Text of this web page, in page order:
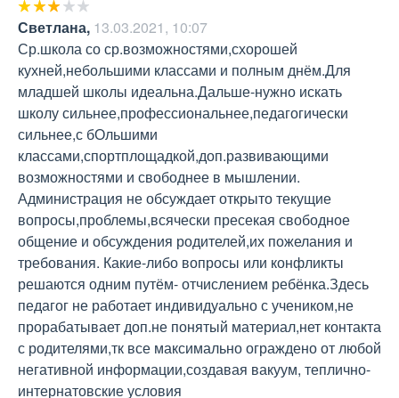
Светлана, 13.03.2021, 10:07
Ср.школа со ср.возможностями,схорошей
кухней,небольшими классами и полным днём.Для
младшей школы идеальна.Дальше-нужно искать
школу сильнее,профессиональнее,педагогически
сильнее,с бОльшими
классами,спортплощадкой,доп.развивающими
возможностями и свободнее в мышлении.
Администрация не обсуждает открыто текущие
вопросы,проблемы,всячески пресекая свободное
общение и обсуждения родителей,их пожелания и
требования. Какие-либо вопросы или конфликты
решаются одним путём- отчислением ребёнка.Здесь
педагог не работает индивидуально с учеником,не
прорабатывает доп.не понятый материал,нет контакта
с родителями,тк все максимально ограждено от любой
негативной информации,создавая вакуум, теплично-
интернатовские условия